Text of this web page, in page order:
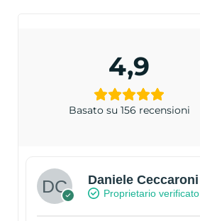
4,9
Basato su 156 recensioni
Daniele Ceccaroni
Proprietario verificato